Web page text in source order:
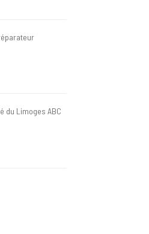
du Limoges ABC